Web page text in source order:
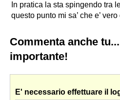
In pratica la sta spingendo tra
questo punto mi sa’ che e’
Commenta anche
importante!
E' necessario effettuare il